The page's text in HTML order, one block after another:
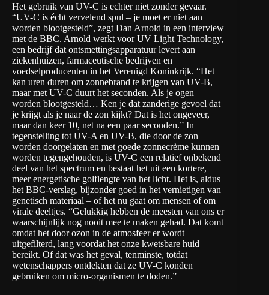
Het gebruik van UV-C is echter niet zonder gevaar.
“UV-C is écht vervelend spul – je moet er niet aan
worden blootgesteld”, zegt Dan Arnold in een interview
met de BBC. Arnold werkt voorUV Light Technology,
een bedrijf dat ontsmettingsapparatuur levert aan
ziekenhuizen, farmaceutische bedrijven en
voedselproducenten in het Verenigd Koninkrijk. “Het
kan uren duren om zonnebrand te krijgen van UV-B,
maar met UV-C duurt het seconden. Als je ogen
worden blootgesteld… Ken je dat zanderige gevoel dat
je krijgt als je naar de zon kijkt? Dat is het ongeveer,
maar dan keer 10, net na een paar seconden.” In
tegenstelling tot UV-A en UV-B, die door de zon
worden doorgelaten en met goede zonnecrème kunnen
worden tegengehouden, is UV-C een relatief onbekend
deel van het spectrum en bestaat het uit een kortere,
meer energetische golflengte van het licht. Het is, aldus
het BBC-verslag, bijzonder goed in het vernietigen van
genetisch materiaal – of het nu gaat om mensen of om
virale deeltjes. “Gelukkig hebben de meesten van ons er
waarschijnlijk nog nooit mee te maken gehad. Dat komt
omdat het door ozon in de atmosfeer er wordt
uitgefilterd, lang voordat het onze kwetsbare huid
bereikt. Of dat was het geval, tenminste, totdat
wetenschappers ontdekten dat ze UV-C konden
gebruiken om micro-organismen te doden.”